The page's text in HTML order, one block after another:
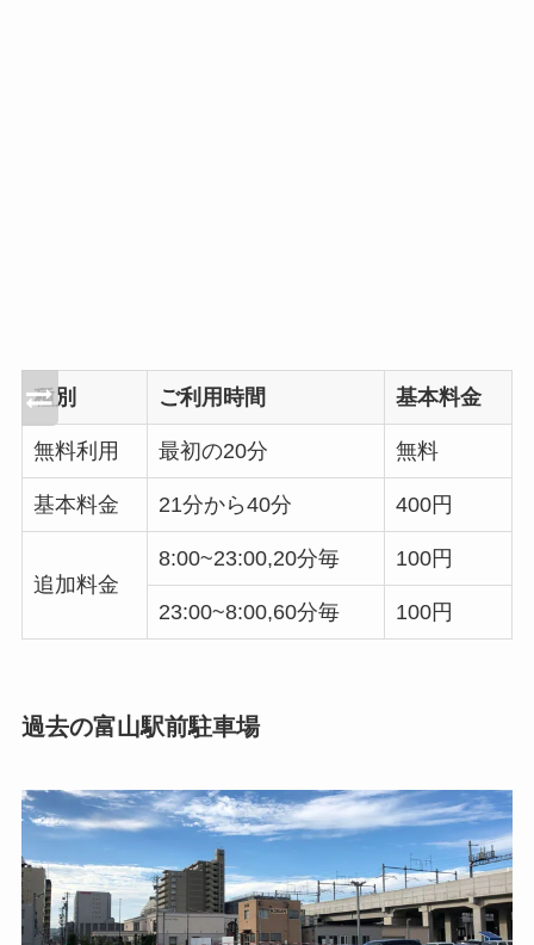
種別 ご利用時間 基本料金
無料利用 最初の20分 無料
基本料金 21分から40分 400円
追加料金
8:00~23:00,20分毎 100円
23:00~8:00,60分毎 100円
過去の富山駅前駐車場